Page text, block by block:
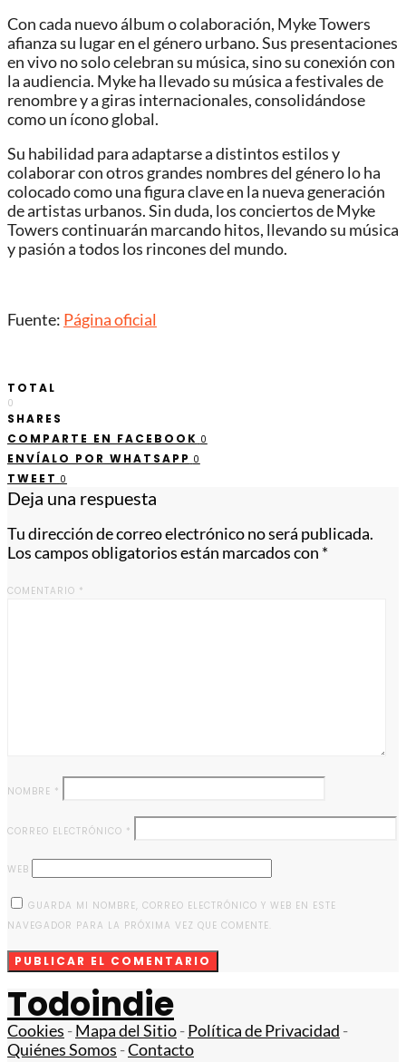
Con cada nuevo álbum o colaboración, Myke Towers
afianza su lugar en el género urbano. Sus presentaciones
en vivo no solo celebran su música, sino su conexión con
la audiencia. Myke ha llevado su música a festivales de
renombre y a giras internacionales, consolidándose
como un ícono global.
Su habilidad para adaptarse a distintos estilos y
colaborar con otros grandes nombres del género lo ha
colocado como una figura clave en la nueva generación
de artistas urbanos. Sin duda, los conciertos de Myke
Towers continuarán marcando hitos, llevando su música
y pasión a todos los rincones del mundo.
Fuente: Página oficial
TOTAL
0
SHARES
COMPARTE EN FACEBOOK 0
ENVÍALO POR WHATSAPP 0
TWEET 0
Deja una respuesta
Tu dirección de correo electrónico no será publicada.
Los campos obligatorios están marcados con *
COMENTARIO *
NOMBRE *
CORREO ELECTRÓNICO *
WEB
GUARDA MI NOMBRE, CORREO ELECTRÓNICO Y WEB EN ESTE
NAVEGADOR PARA LA PRÓXIMA VEZ QUE COMENTE.
Todoindie
Cookies -Mapa del Sitio-Política de Privacidad -
Quiénes Somos -Contacto